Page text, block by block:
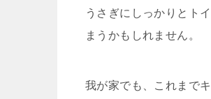
うさぎにしっかりとト
まうかもしれません。
我が家でも、これまで